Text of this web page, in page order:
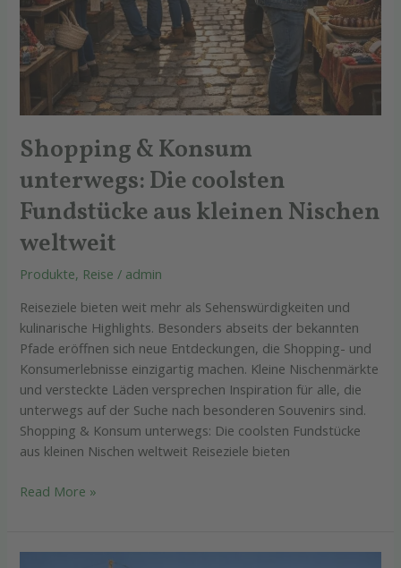
Shopping & Konsum
unterwegs: Die coolsten
Fundstücke aus kleinen Nischen
weltweit
Produkte, Reise / admin
Reiseziele bieten weit mehr als Sehenswürdigkeiten und
kulinarische Highlights. Besonders abseits der bekannten
Pfade eröffnen sich neue Entdeckungen, die Shopping- und
Konsumerlebnisse einzigartig machen. Kleine Nischenmärkte
und versteckte Läden versprechen Inspiration für alle, die
unterwegs auf der Suche nach besonderen Souvenirs sind.
Shopping & Konsum unterwegs: Die coolsten Fundstücke
aus kleinen Nischen weltweit Reiseziele bieten
Read More »